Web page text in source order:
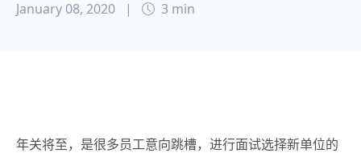
January 08, 2020 | 3 min
年关将至，是很多员工意向跳槽，进行面试选择新单位的